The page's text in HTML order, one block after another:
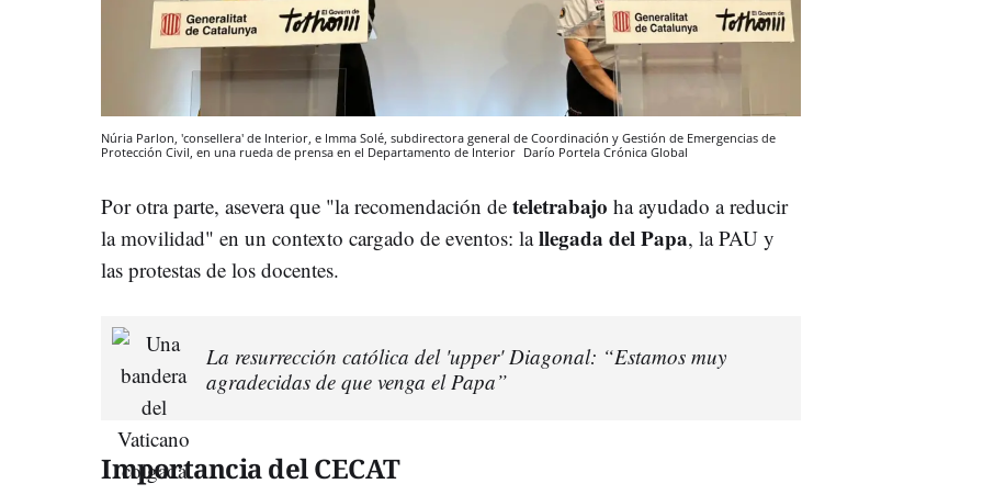
Núria Parlon, 'consellera' de Interior, e Imma Solé, subdirectora general de Coordinación y Gestión de Emergencias de
Protección Civil, en una rueda de prensa en el Departamento de Interior Darío Portela Crónica Global
Por otra parte, asevera que "la recomendación de teletrabajo ha ayudado a reducir
la movilidad" en un contexto cargado de eventos: lallegada del Papa, la PAU y
las protestas de los docentes.
La resurrección católica del 'upper' Diagonal: “Estamos muy
agradecidas de que venga el Papa”
Importancia del CECAT